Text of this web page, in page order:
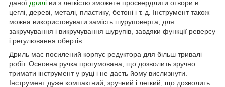
даної дрилі ви з легкістю зможете просвердлити отвори в
цеглі, дереві, металі, пластику, бетоні і т. д. Інструмент також
можна використовувати замість шуруповерта, для
закручування і викручування шурупів, завдяки функції реверсу
і регулювання обертів.
Дриль має посилений корпус редуктора для більш тривалі
робіт. Основна ручка прогумована, що дозволить зручно
тримати інструмент у руці і не дасть йому вислизнути.
Інструмент дуже компактний, зручний і легкий, що дозволить